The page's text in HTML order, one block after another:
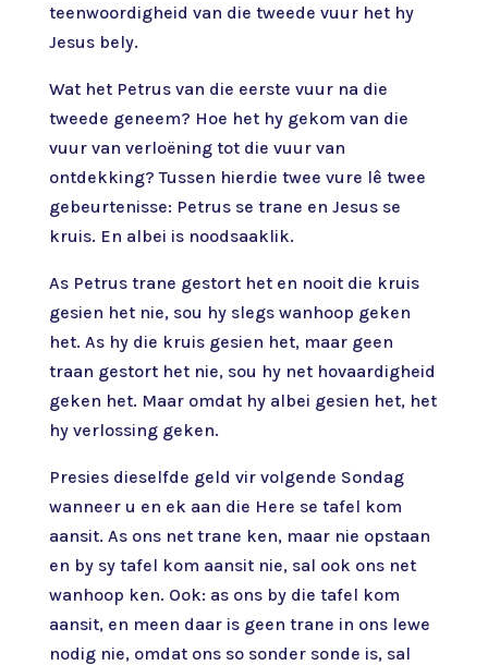
teenwoordigheid van die tweede vuur het hy
Jesus bely.
Wat het Petrus van die eerste vuur na die
tweede geneem? Hoe het hy gekom van die
vuur van verloëning tot die vuur van
ontdekking? Tussen hierdie twee vure lê twee
gebeurtenisse: Petrus se trane en Jesus se
kruis. En albei is noodsaaklik.
As Petrus trane gestort het en nooit die kruis
gesien het nie, sou hy slegs wanhoop geken
het. As hy die kruis gesien het, maar geen
traan gestort het nie, sou hy net hovaardigheid
geken het. Maar omdat hy albei gesien het, het
hy verlossing geken.
Presies dieselfde geld vir volgende Sondag
wanneer u en ek aan die Here se tafel kom
aansit. As ons net trane ken, maar nie opstaan
en by sy tafel kom aansit nie, sal ook ons net
wanhoop ken. Ook: as ons by die tafel kom
aansit, en meen daar is geen trane in ons lewe
nodig nie, omdat ons so sonder sonde is, sal